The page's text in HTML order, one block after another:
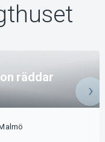
räddar